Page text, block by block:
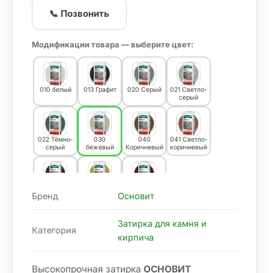
📞 Позвонить
Модификации товара — выберите цвет:
010 белый 013 Графит 020 Серый
021 Светло-
серый
022 Тёмно-
серый
030
бежевый
040
Коричневый
041 Светло-
коричневый
Шоколадны
Медный
Бренд Основит
Категория
Затирка для камня и
кирпича
Высокопрочная затирка ОСНОВИТ